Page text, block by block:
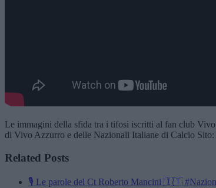
Le immagini della sfida tra i tifosi iscritti al fan club
di Vivo Azzurro e delle Nazionali Italiane di Calcio
Related Posts
🎙️ Le parole del Ct Roberto Mancini 🇮🇹